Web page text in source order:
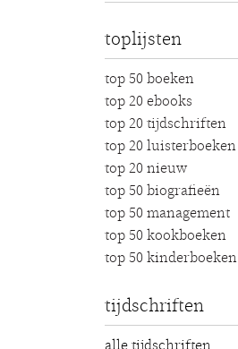
toplijsten
top 50 boeken
top 20 ebooks
top 20 tijdschriften
top 20 luisterboeken
top 20 nieuw
top 50 biografieën
top 50 management
top 50 kookboeken
top 50 kinderboeken
tijdschriften